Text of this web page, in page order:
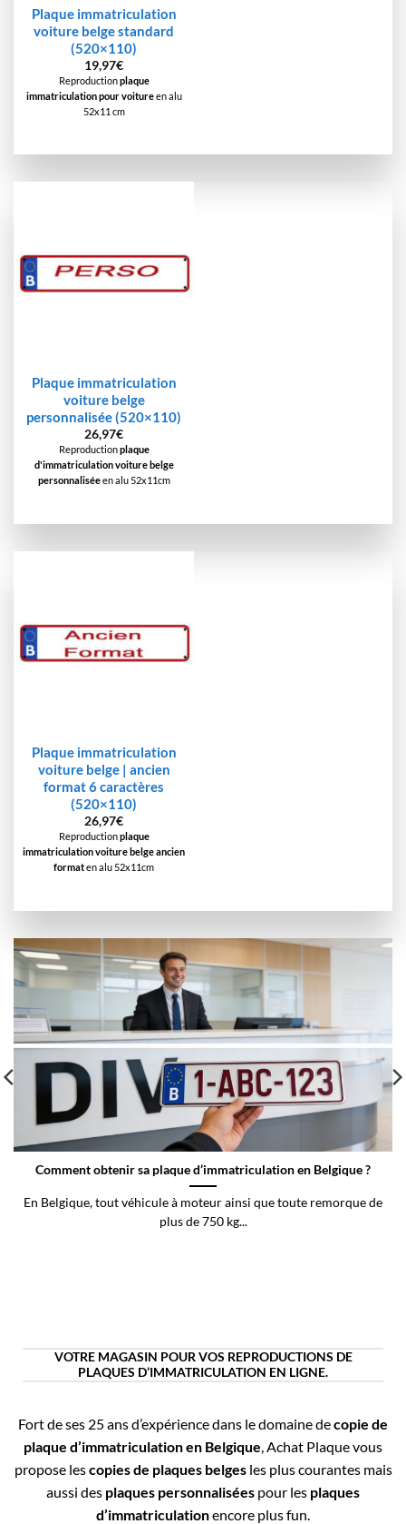
Plaque immatriculation
voiture belge standard
(520×110)
19,97€
Reproductionplaque
immatriculation pour voitureen alu
52x11 cm
Plaque immatriculation
voiture belge
personnalisée (520×110)
26,97€
Reproductionplaque
d'immatriculation voiture belge
personnaliséeen alu 52x11cm
Plaque immatriculation
voiture belge | ancien
format 6 caractères
(520×110)
26,97€
Reproductionplaque
immatriculation voiture belgeancien
formaten alu 52x11cm
Comment obtenir sa plaque d’immatriculation en Belgique ?
En Belgique, tout véhicule à moteur ainsi que toute remorque de
plus de 750 kg...
VOTRE MAGASIN POUR VOS REPRODUCTIONS DE
PLAQUES D’IMMATRICULATION EN LIGNE.
Fort de ses 25 ans d’expérience dans le domaine decopie de
plaque d’immatriculation en Belgique, Achat Plaque vous
propose lescopies de plaques belgesles plus courantes mais
aussi des plaques personnalisées pour les plaques
d’immatriculationencore plus fun.